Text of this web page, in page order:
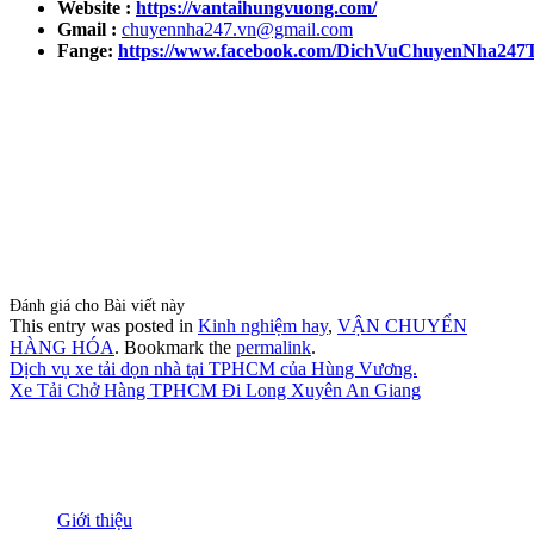
Website : https://vantaihungvuong.com/
Gmail : chuyennha247.vn@gmail.com
Fange: https://www.facebook.com/
Đánh giá cho Bài viết này
This entry was posted in Kinh nghiệm hay, VẬN CHUYỂN
HÀNG HÓA. Bookmark the permalink.
Dịch vụ xe tải dọn nhà tại TPHCM của Hùng Vương.
Xe Tải Chở Hàng TPHCM Đi Long Xuyên An Giang
Giới thiệu